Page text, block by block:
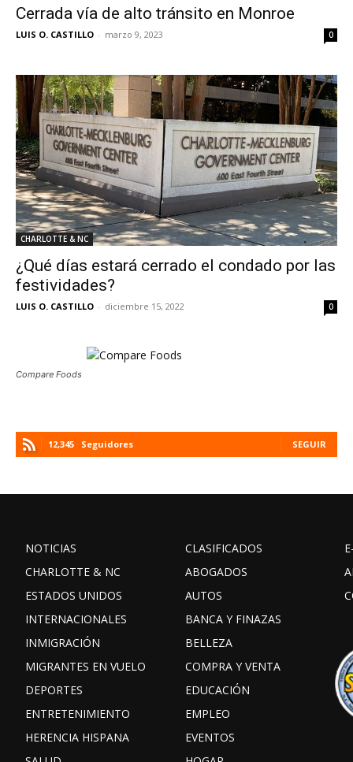
Cerrada vía de alto tránsito en Monroe
LUIS O. CASTILLO - marzo 9, 2023 0
CHARLOTTE & NC
¿Qué días estará cerrado el condado por las
festividades?
LUIS O. CASTILLO - diciembre 15, 2022 0
Compare Foods
12,345 Seguidores SEGUIR
NOTICIAS
CHARLOTTE & NC
ESTADOS UNIDOS
INTERNACIONALES
INMIGRACIÓN
MIGRANTES EN VUELO
DEPORTES
ENTRETENIMIENTO
HERENCIA HISPANA
CLASIFICADOS
ABOGADOS
AUTOS
BANCA Y FINAZAS
BELLEZA
COMPRA Y VENTA
EDUCACIÓN
EMPLEO
EVENTOS